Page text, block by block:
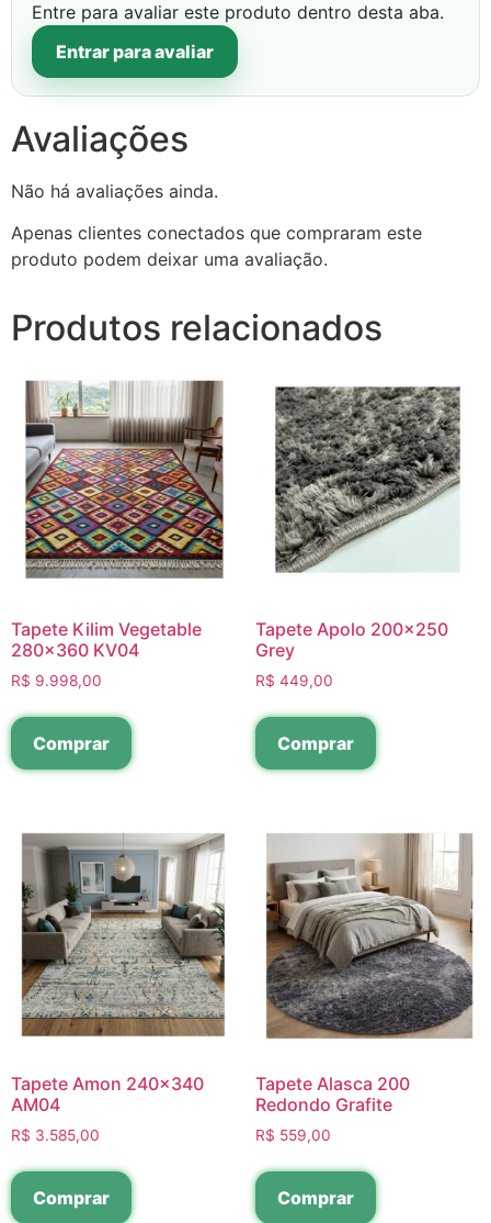
Entre para avaliar este produto dentro desta aba.
Entrar para avaliar
Avaliações
Não há avaliações ainda.
Apenas clientes conectados que compraram este
produto podem deixar uma avaliação.
Produtos relacionados
Tapete Kilim Vegetable
280×360 KV04
R$ 9.998,00
Comprar
Tapete Apolo 200×250
Grey
R$ 449,00
Comprar
Tapete Amon 240×340
AM04
R$ 3.585,00
Comprar
Tapete Alasca 200
Redondo Grafite
R$ 559,00
Comprar